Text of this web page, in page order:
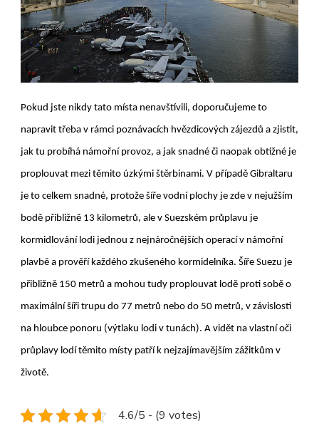
Pokud jste nikdy tato místa nenavštívili, doporučujeme to
napravit třeba v rámci poznávacích hvězdicových zájezdů a zjistit,
jak tu probíhá námořní provoz, a jak snadné či naopak obtížné je
proplouvat mezi těmito úzkými štěrbinami. V případě Gibraltaru
je to celkem snadné, protože šíře vodní plochy je zde v nejužším
bodě přibližně 13 kilometrů, ale v Suezském průplavu je
kormidlování lodi jednou z nejnáročnějších operací v námořní
plavbě a prověří každého zkušeného kormidelníka. Šíře Suezu je
přibližně 150 metrů a mohou tudy proplouvat lodě proti sobě o
maximální šíři trupu do 77 metrů nebo do 50 metrů, v závislosti
na hloubce ponoru (výtlaku lodi v tunách). A vidět na vlastní oči
průplavy lodí těmito místy patří k nejzajímavějším zážitkům v
životě.
4.6/5 - (9 votes)